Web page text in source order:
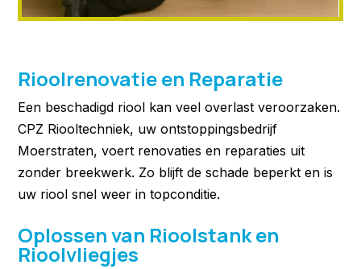
Rioolrenovatie en Reparatie
Een beschadigd riool kan veel overlast veroorzaken.
CPZ Riooltechniek, uw ontstoppingsbedrijf
Moerstraten, voert renovaties en reparaties uit
zonder breekwerk. Zo blijft de schade beperkt en is
uw riool snel weer in topconditie.
Oplossen van Rioolstank en
Rioolvliegjes